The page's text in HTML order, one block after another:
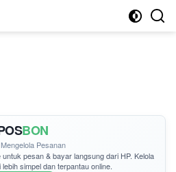
BON
Pesanan
untuk pesan & bayar langsung dari HP. Kelola
simpel dan terpantau online.